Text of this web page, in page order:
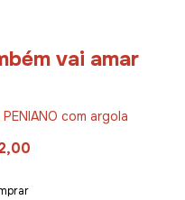
vai amar
PENIANO com argola